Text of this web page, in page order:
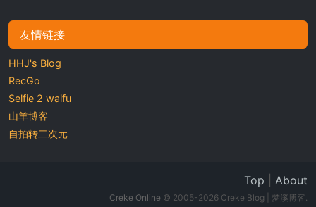
友情链接
HHJ's Blog
RecGo
Selfie 2 waifu
山羊博客
自拍转二次元
Top About
Creke Online © 2005-2026 Creke Blog | 梦溪博客.